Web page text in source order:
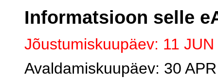
Informatsioon selle
Jõustumiskuupäev: 11
Avaldamiskuupäev: 30